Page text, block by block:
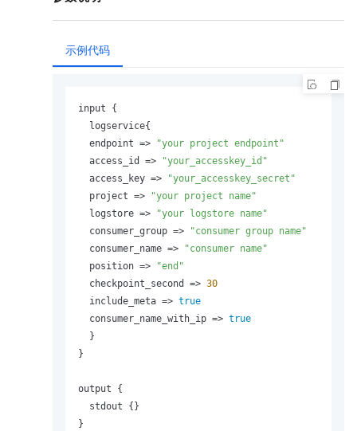
示例代码
input {
  logservice{
endpoint =>
"your project endpoint"
  access_id =>
"your_accesskey_id"
  access_key =>
"your_accesskey_secret"
  project =>
"your project name"
  logstore =>
"your logstore name"
  consumer_group =>
"consumer group name"
  consumer_name =>
"consumer name"
  position =>
"end"
  checkpoint_second =>
30
  include_meta =>
true
  consumer_name_with_ip =>
true
  }
}
output {
  stdout {}
}